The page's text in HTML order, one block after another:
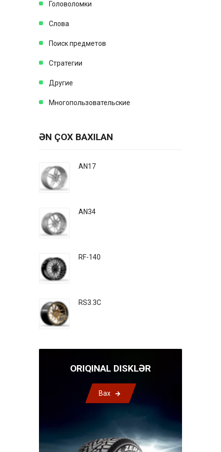
Головоломки
Слова
Поиск предметов
Стратегии
Другие
Многопользовательские
ƏN ÇOX BAXILAN
AN17
AN34
RF-140
RS3.3C
ORIQINAL DISKLƏR
Bax